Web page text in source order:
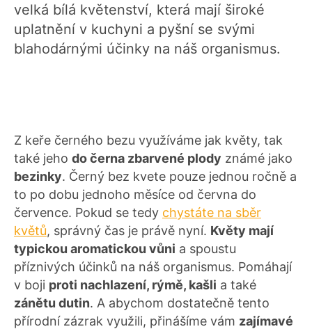
velká bílá květenství, která mají široké
uplatnění v kuchyni a pyšní se svými
blahodárnými účinky na náš organismus.
Z keře černého bezu využíváme jak květy, tak
také jeho do černa zbarvené plody známé jako
bezinky. Černý bez kvete pouze jednou ročně a
to po dobu jednoho měsíce od června do
července. Pokud se tedy chystáte na sběr
květů, správný čas je právě nyní. Květy mají
typickou aromatickou vůni a spoustu
příznivých účinků na náš organismus. Pomáhají
v boji proti nachlazení, rýmě, kašli a také
zánětu dutin. A abychom dostatečně tento
přírodní zázrak využili, přinášíme vám zajímavé